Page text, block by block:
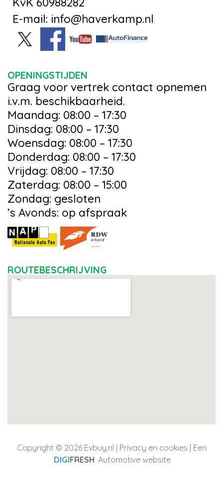
E-mail: info@haverkamp.nl
OPENINGSTIJDEN
Graag voor vertrek contact opnemen
i.v.m. beschikbaarheid.
Maandag: 08:00 – 17:30
Dinsdag: 08:00 – 17:30
Woensdag: 08:00 – 17:30
Donderdag: 08:00 – 17:30
Vrijdag: 08:00 – 17:30
Zaterdag: 08:00 – 15:00
Zondag: gesloten
’s Avonds: op afspraak
ROUTEBESCHRIJVING
Copyright © 2026 Evbuy.nl | Privacy en cookies | Een
DIGIFRESH Automotive website